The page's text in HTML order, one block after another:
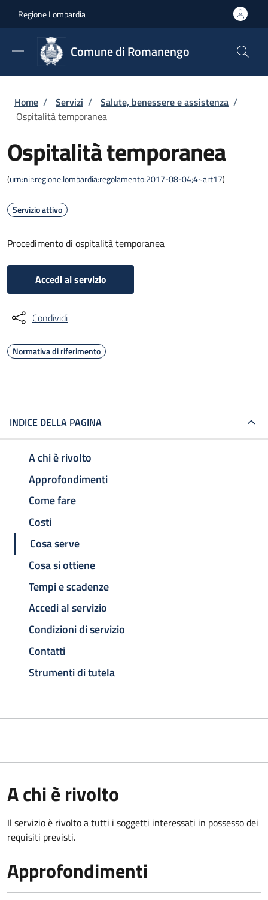
Regione Lombardia
Comune di Romanengo
Briciole di pane
Home / Servizi / Salute, benessere e assistenza /
Ospitalità temporanea
Ospitalità temporanea
(urn:nir:regione.lombardia:regolamento:2017-08-04;4~art17)
Servizio attivo
Procedimento di ospitalità temporanea
Accedi al servizio
Condividi
Normativa di riferimento
INDICE DELLA PAGINA
A chi è rivolto
Approfondimenti
Come fare
Costi
Cosa serve
Cosa si ottiene
Tempi e scadenze
Accedi al servizio
Condizioni di servizio
Contatti
Strumenti di tutela
A chi è rivolto
Il servizio è rivolto a tutti i soggetti interessati in possesso dei
requisiti previsti.
Approfondimenti